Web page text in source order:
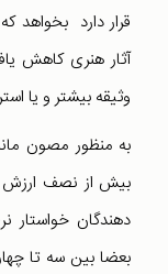
قرار دارد بخواهد
آثار هنری کاهش
وثیقه بیشتر و یا
به منظور مصون
بیش از نصف ارزش
دهندگان خواستار
بعضا بین سه تا